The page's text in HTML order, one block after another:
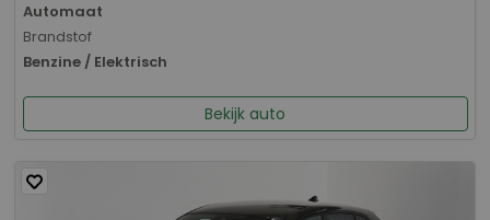
Automaat
Brandstof
Benzine / Elektrisch
Bekijk auto